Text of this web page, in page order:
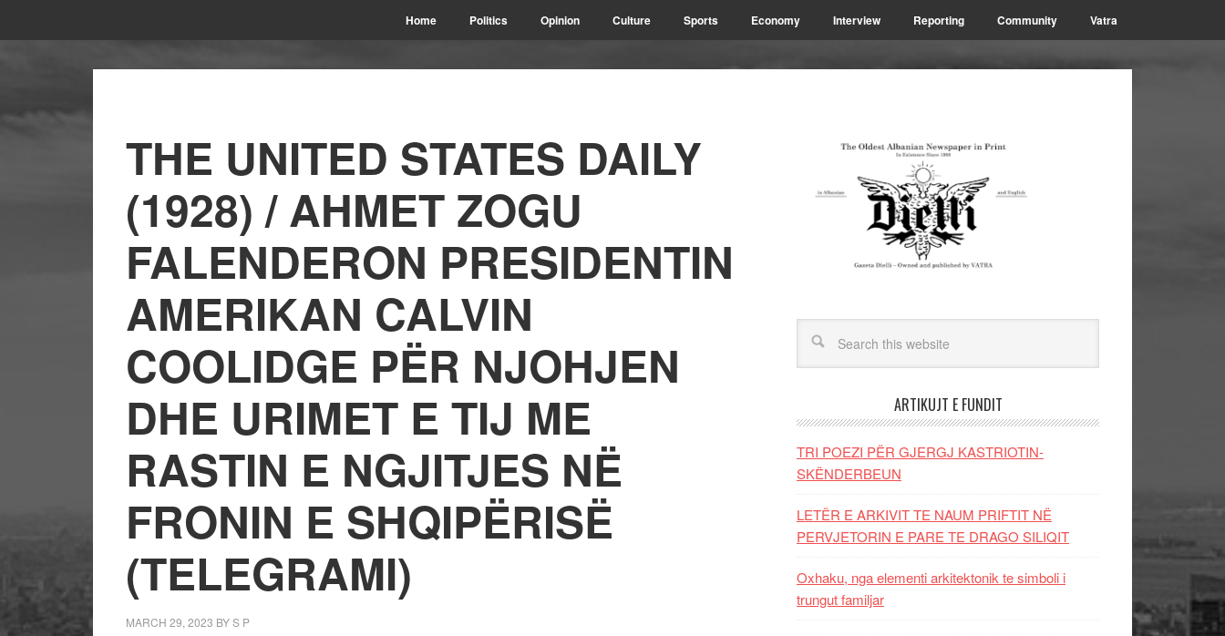
Home Politics Opinion Culture Sports Economy Interview Reporting Community Vatra
THE UNITED STATES DAILY
(1928) / AHMET ZOGU
FALENDERON PRESIDENTIN
AMERIKAN CALVIN
COOLIDGE PËR NJOHJEN
DHE URIMET E TIJ ME
RASTIN E NGJITJES NË
FRONIN E SHQIPËRISË
(TELEGRAMI)
MARCH 29, 2023 BYS P
ARTIKUJT E FUNDIT
TRI POEZI PËR GJERGJ KASTRIOTIN-
SKËNDERBEUN
LETËR E ARKIVIT TE NAUM PRIFTIT NË
PERVJETORIN E PARE TE DRAGO SILIQIT
Oxhaku, nga elementi arkitektonik te simboli i
trungut familjar